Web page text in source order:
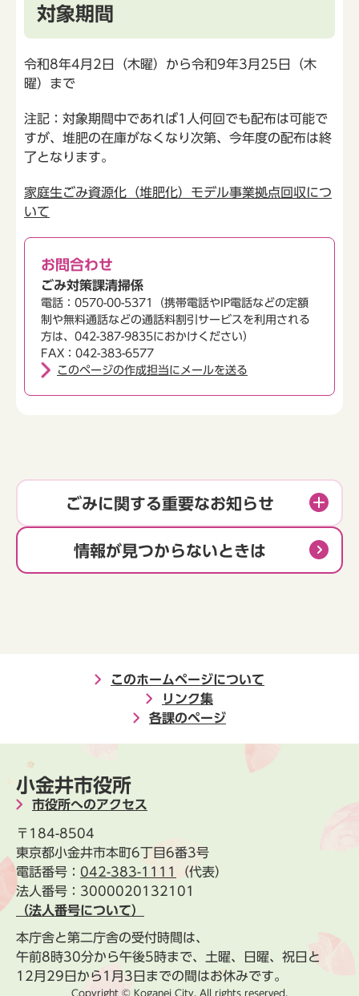
対象期間
令和8年4月2日（木曜）から令和9年3月25日（木
曜）まで
注記：対象期間中であれば1人何回でも配布は可能で
すが、堆肥の在庫がなくなり次第、今年度の配布は終
了となります。
家庭生ごみ資源化（堆肥化）モデル事業拠点回収につ
いて
お問合わせ
ごみ対策課清掃係
電話：0570-00-5371（携帯電話やIP電話などの定額
制や無料通話などの通話料割引サービスを利用される
方は、042-387-9835におかけください）
FAX：042-383-6577
このページの作成担当にメールを送る
ごみに関する重要なお知らせ
情報が見つからないときは
このホームページについて
リンク集
各課のページ
小金井市役所
市役所へのアクセス
〒184-8504
東京都小金井市本町6丁目6番3号
電話番号： 042-383-1111
（代表）
法人番号：3000020132101
（法人番号について）
本庁舎と第二庁舎の受付時間は、
午前8時30分から午後5時まで、土曜、日曜、祝日と
12月29日から1月3日までの間はお休みです。
Copyright © Koganei City. All rights reserved.